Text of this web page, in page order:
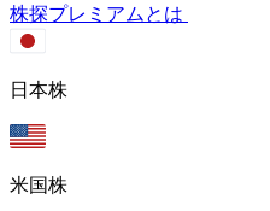
株探プレミアムとは
日本株
米国株